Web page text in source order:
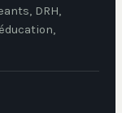
DRH,